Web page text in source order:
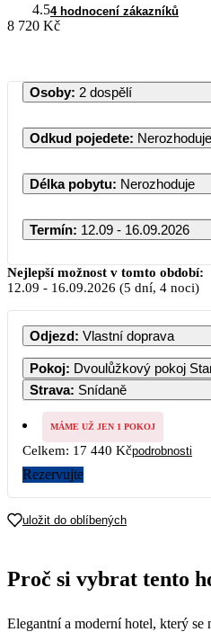
4.54 hodnocení zákazníků
8 720 Kč
Osoby: 2 dospělí
Odkud pojedete: Nerozhoduje
Délka pobytu: Nerozhoduje
Termín: 12.09 - 16.09.2026
PO ÚT
1
16 150
7 8
14 15
21
8 720
22
Nejlepší možnost v tomto období:
12.09 - 16.09.2026 (5 dní, 4 noci)
Odjezd: Vlastní doprava
Pokoj: Dvoulůžkový pokoj
Strava: Snídaně
MÁME UŽ JEN 1 POKOJ
Celkem: 17 440 Kčpodrobnosti
Rezervujte
uložit do oblíbených
Proč si vybrat tento
Elegantní a moderní hotel, který